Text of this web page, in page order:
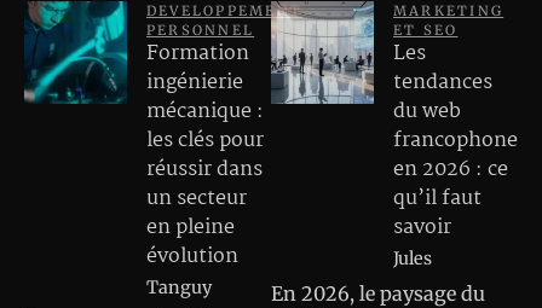
DEVELOPPEMENT
PERSONNEL
Formation
ingénierie
mécanique :
les clés pour
réussir dans
un secteur
en pleine
évolution
Tanguy
MARKETING
ET SEO
Les
tendances
du web
francophone
en 2026 : ce
qu’il faut
savoir
Jules
En 2026, le paysage du